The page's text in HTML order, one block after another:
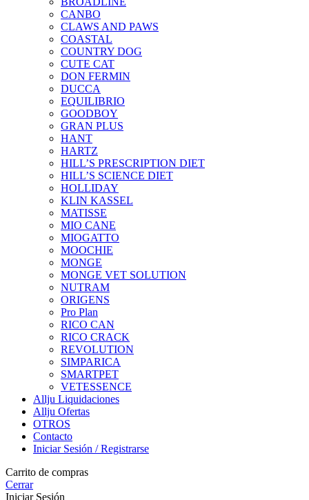
CANBO
CLAWS AND PAWS
COASTAL
COUNTRY DOG
CUTE CAT
DON FERMIN
DUCCA
EQUILIBRIO
GOODBOY
GRAN PLUS
HANT
HARTZ
HILL’S PRESCRIPTION DIET
HILL’S SCIENCE DIET
HOLLIDAY
KLIN KASSEL
MATISSE
MIO CANE
MIOGATTO
MOOCHIE
MONGE
MONGE VET SOLUTION
NUTRAM
ORIGENS
Pro Plan
RICO CAN
RICO CRACK
REVOLUTION
SIMPARICA
SMARTPET
VETESSENCE
Allju Liquidaciones
Allju Ofertas
OTROS
Contacto
Iniciar Sesión / Registrarse
Carrito de compras
Cerrar
Iniciar Sesión